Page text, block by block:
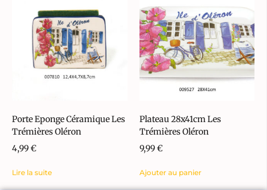
Porte Eponge Céramique Les
Trémières Oléron
4,99€
Lire la suite
Plateau 28x41cm Les
Trémières Oléron
9,99€
Ajouter au panier